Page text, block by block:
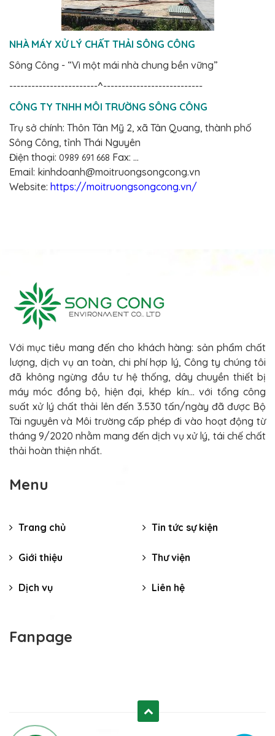
NHÀ MÁY XỬ LÝ CHẤT THẢI SÔNG CÔNG
Sông Công - “Vì một mái nhà chung bền vững”
------------------------^---------------------------
CÔNG TY TNHH MÔI TRƯỜNG SÔNG CÔNG
Trụ sở chính: Thôn Tân Mỹ 2, xã Tân Quang, thành phố
Sông Công, tỉnh Thái Nguyên
Điện thoại: 0989 691 668 Fax: ...
Email: kinhdoanh@moitruongsongcong.vn
Website: https://moitruongsongcong.vn/
Với mục tiêu mang đến cho khách hàng: sản phẩm chất
lượng, dịch vụ an toàn, chi phí hợp lý, Công ty chúng tôi
đã không ngừng đầu tư hệ thống, dây chuyền thiết bị
máy móc đồng bộ, hiện đại, khép kín... với tổng công
suất xử lý chất thải lên đến 3.530 tấn/ngày đã được Bộ
Tài nguyên và Môi trường cấp phép đi vào hoạt động từ
tháng 9/2020 nhằm mang đến dịch vụ xử lý, tái chế chất
thải hoàn thiện nhất.
Menu
Trang chủ
Giới thiệu
Dịch vụ
Tin tức sự kiện
Thư viện
Liên hệ
Fanpage